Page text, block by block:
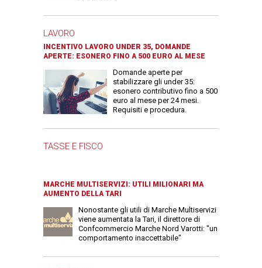
LAVORO
INCENTIVO LAVORO UNDER 35, DOMANDE
APERTE: ESONERO FINO A 500 EURO AL MESE
Domande aperte per
stabilizzare gli under 35:
esonero contributivo fino a 500
euro al mese per 24 mesi.
Requisiti e procedura.
TASSE E FISCO
MARCHE MULTISERVIZI: UTILI MILIONARI MA
AUMENTO DELLA TARI
Nonostante gli utili di Marche Multiservizi
viene aumentata la Tari, il direttore di
Confcommercio Marche Nord Varotti: "un
comportamento inaccettabile"